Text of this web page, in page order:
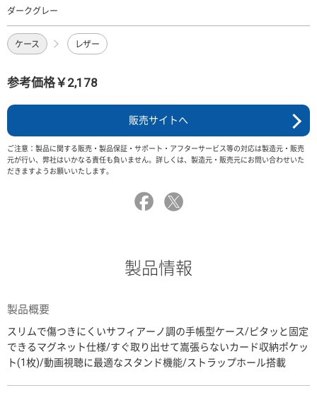
ダークグレー
ケース レザー
参考価格￥2,178
販売サイトへ
ご注意：製品に関する販売・製品保証・サポート・アフターサービス等の対応は製造元・販売
元が行い、弊社はいかなる責任も負いません。詳しくは、製造元・販売元にお問い合わせいた
だきますようお願いいたします。
製品情報
製品概要
スリムで傷つきにくいサフィアーノ調の手帳型ケース/ピタッと固定
できるマグネット仕様/すぐ取り出せて嵩張らないカード収納ポケッ
ト(1枚)/動画視聴に最適なスタンド機能/ストラップホール搭載